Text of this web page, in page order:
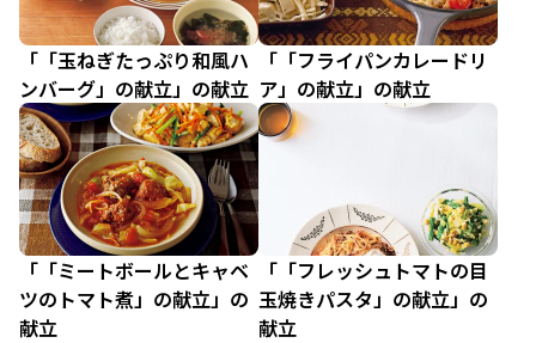
「「玉ねぎたっぷり和風ハ
ンバーグ」の献立」の献立
「「フライパンカレードリ
ア」の献立」の献立
「「ミートボールとキャベ
ツのトマト煮」の献立」の
献立
「「フレッシュトマトの目
玉焼きパスタ」の献立」の
献立